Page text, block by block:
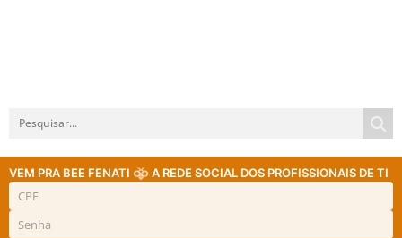
VEM PRA BEE FENATI A REDE SOCIAL DOS PROFISSIONAIS DE TI